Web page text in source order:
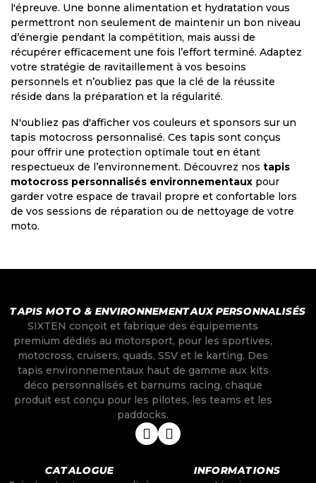
l'épreuve. Une bonne alimentation et hydratation vous
permettront non seulement de maintenir un bon niveau
d’énergie pendant la compétition, mais aussi de
récupérer efficacement une fois l’effort terminé. Adaptez
votre stratégie de ravitaillement à vos besoins
personnels et n’oubliez pas que la clé de la réussite
réside dans la préparation et la régularité.
N'oubliez pas d'afficher vos couleurs et sponsors sur un
tapis motocross personnalisé. Ces tapis sont conçus
pour offrir une protection optimale tout en étant
respectueux de l’environnement. Découvrez nos tapis
motocross personnalisés environnementaux pour
garder votre espace de travail propre et confortable lors
de vos sessions de réparation ou de nettoyage de votre
moto.
TAPIS MOTO & ENVIRONNEMENTAUX PERSONNALISÉS
SIXTEN conçoit et fabrique des équipements
premium dédiés au motorsport, pour les sportives,
motocross, cruisers, quads, SSV et le karting. Des
tapis environnementaux haut de gamme aux kits
déco personnalisés et barnums racing, chaque
produit est conçu pour les pilotes, les teams et les
paddocks.
CATALOGUE
INFORMATIONS